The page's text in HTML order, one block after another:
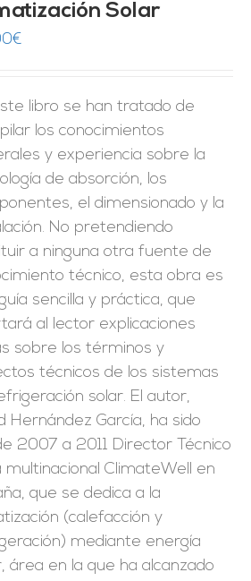
Solar
€
libro se han tratado de
los conocimientos
y experiencia sobre la
de absorción, los
el dimensionado y la
No pretendiendo
a ninguna otra fuente de
técnico, esta obra es
sencilla y práctica, que
al lector explicaciones
sobre los términos y
técnicos de los sistemas
solar. El autor,
Hernández García, ha sido
2007 a 2011 Director Técnico
multinacional ClimateWell en
que se dedica a la
(calefacción y
mediante energía
área en la que ha alcanzado